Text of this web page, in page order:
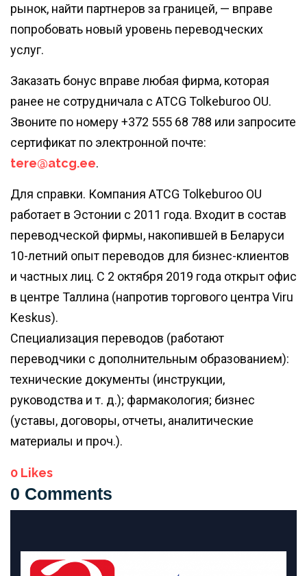
рынок, найти партнеров за границей, — вправе
попробовать новый уровень переводческих
услуг.
Заказать бонус вправе любая фирма, которая
ранее не сотрудничала с ATCG Tolkeburoo OU.
Звоните по номеру +372 555 68 788 или запросите
сертификат по электронной почте:
tere@atcg.ee.
Для справки. Компания ATCG Tolkeburoo OU
работает в Эстонии с 2011 года. Входит в состав
переводческой фирмы, накопившей в Беларуси
10-летний опыт переводов для бизнес-клиентов
и частных лиц. С 2 октября 2019 года открыт офис
в центре Таллина (напротив торгового центра Viru
Keskus).
Специализация переводов (работают
переводчики с дополнительным образованием):
технические документы (инструкции,
руководства и т. д.); фармакология; бизнес
(уставы, договоры, отчеты, аналитические
материалы и проч.).
0 Likes
0 Comments